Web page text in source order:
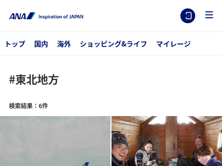
トップ 国内 海外 ショッピング&ライフ マイレージ
#東北地方
検索結果：6件